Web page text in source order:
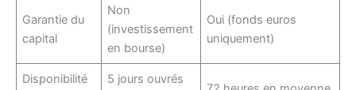
Garantie du
capital
Non
(investissement
en bourse)
Oui (fonds euros
uniquement)
Disponibilité
5 jours ouvrés